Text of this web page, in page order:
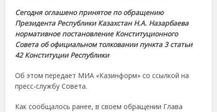
Сегодня оглашено принятое по обращению
Президента Республики Казахстан Н.А. Назарбаева
нормативное постановление Конституционного
Совета об официальном толковании пункта 3 статьи
42 Конституции Республики
Об этом передает МИА «Казинформ» со ссылкой на
пресс-службу Совета.
Как сообщалось ранее, в своем обращении Глава